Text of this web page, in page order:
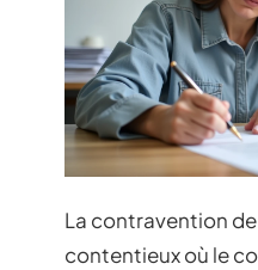
La contravention
contentieux où le